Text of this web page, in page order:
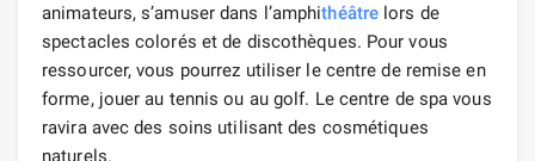
animateurs, s’amuser dans l’amphithéâtre lors de
spectacles colorés et de discothèques. Pour vous
ressourcer, vous pourrez utiliser le centre de remise en
forme, jouer au tennis ou au golf. Le centre de spa vous
ravira avec des soins utilisant des cosmétiques
naturels.